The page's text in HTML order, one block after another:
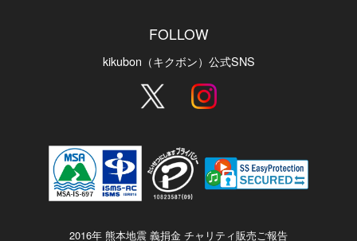
FOLLOW
kikubon（キクボン）公式SNS
2016年 熊本地震 義捐金 チャリティ販売ご報告